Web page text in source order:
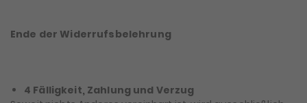
Ende der Widerrufsbelehrung
4 Fälligkeit, Zahlung und Verzug